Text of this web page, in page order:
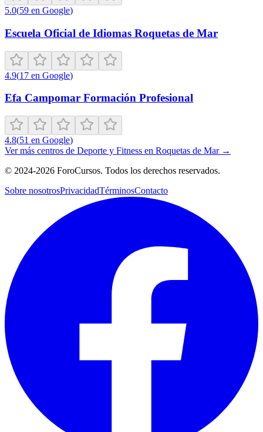
5.0(59 en Google)
Escuela Oficial de Idiomas Roquetas de Mar
4.9(17 en Google)
Efa Campomar Formación Profesional
4.8(51 en Google)
Ver más centros de Deporte y Fitness en Roquetas de Mar→
© 2024-2026 ForoCursos. Todos los derechos reservados.
Sobre nosotrosPrivacidadTérminosContacto